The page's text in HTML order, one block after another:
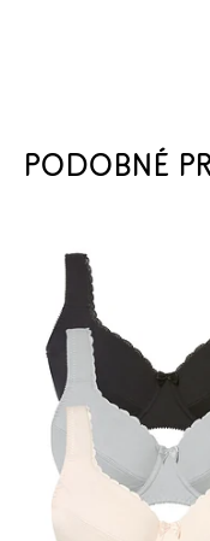
PODOBNÉ